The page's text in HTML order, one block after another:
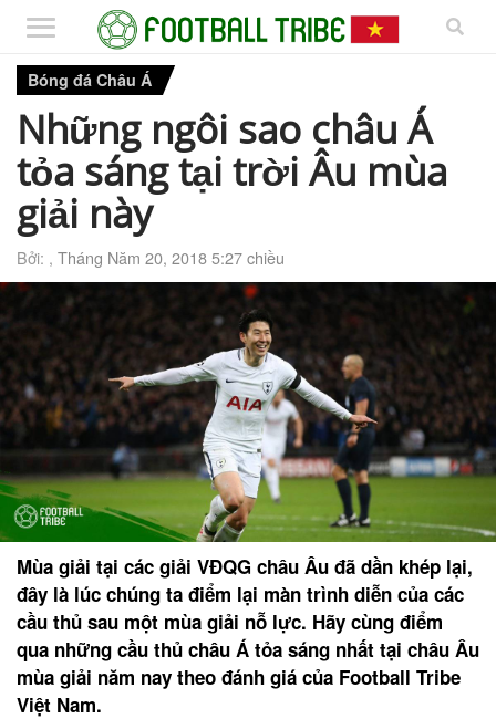
Bóng đá Châu Á
Những ngôi sao châu Á
tỏa sáng tại trời Âu mùa
giải này
Bởi: , Tháng Năm 20, 2018 5:27 chiều
Mùa giải tại các giải VĐQG châu Âu đã dần khép lại,
đây là lúc chúng ta điểm lại màn trình diễn của các
cầu thủ sau một mùa giải nỗ lực. Hãy cùng điểm
qua những cầu thủ châu Á tỏa sáng nhất tại châu Âu
mùa giải năm nay theo đánh giá của Football Tribe
Việt Nam.